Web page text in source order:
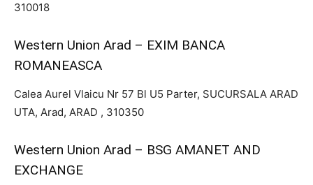
310018
Western Union Arad – EXIM BANCA
ROMANEASCA
Calea Aurel Vlaicu Nr 57 Bl U5 Parter, SUCURSALA ARAD
UTA, Arad, ARAD , 310350
Western Union Arad – BSG AMANET AND
EXCHANGE